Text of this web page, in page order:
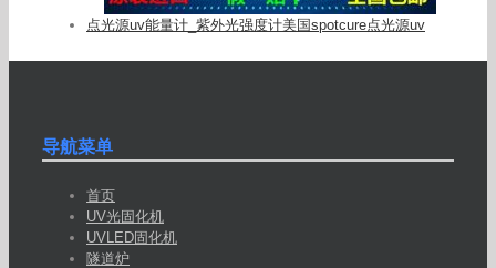
点光源uv能量计_紫外光强度计美国spotcure点光源uv
导航菜单
首页
UV光固化机
UVLED固化机
隧道炉